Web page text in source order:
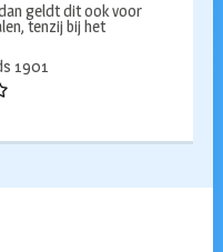
geldt dit ook voor
tenzij bij het
1901